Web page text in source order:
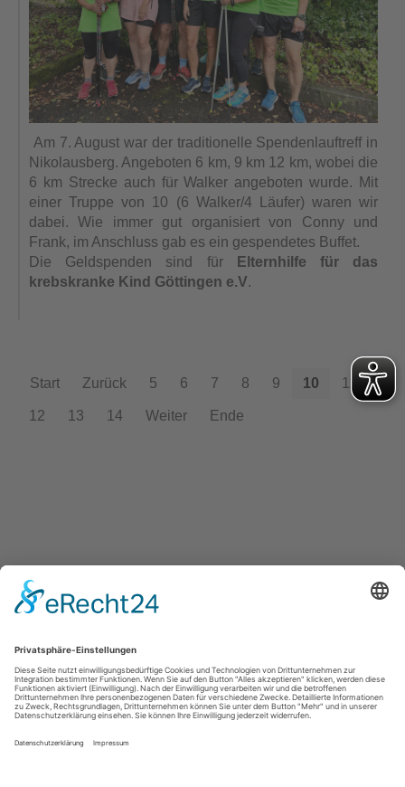
Am 7. August war der traditionelle Spendenlauftreff in
Nikolausberg. Angeboten 6 km, 9 km 12 km, wobei die
6 km Strecke auch für Walker angeboten wurde. Mit
einer Truppe von 10 (6 Walker/4 Läufer) waren wir
dabei. Wie immer gut organisiert von Conny und
Frank, im Anschluss gab es ein gespendetes Buffet.
Die Geldspenden sind für
Elternhilfe für das
krebskranke Kind Göttingen e.V.
Start Zurück 5 6 7 8 9 10 11
12 13 14 Weiter Ende
Turnverein Germania Hattorf von 1902 e.V.
Otto-Escher-Str. 3
37197 Hattorf am Harz
office@tvg-hattorf.de
Kontakt